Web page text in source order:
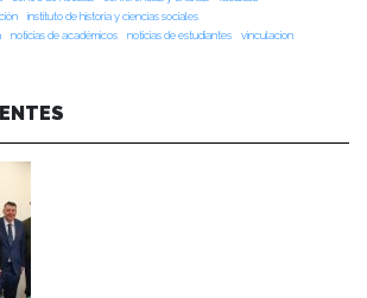
instituto de historia y ciencias sociales
noticias de académicos noticias de estudiantes
vinculacion